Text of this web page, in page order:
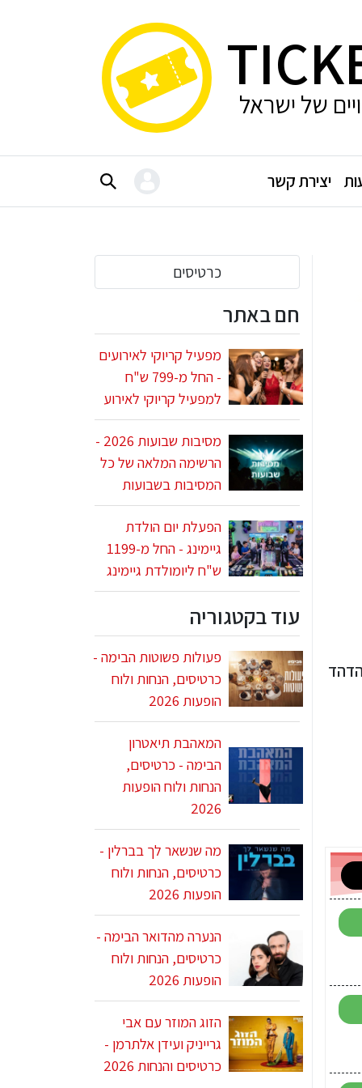
של ישראל
יצירת קשר
כרטיסים
חם באתר
מפעיל קריוקי לאירועים
- החל מ-799 ש"ח
למפעיל קריוקי לאירוע
מסיבות שבועות 2026 -
הרשימה המלאה של כל
המסיבות בשבועות
הפעלת יום הולדת
גיימינג - החל מ-1199
ש"ח ליומולדת גיימינג
עוד בקטגוריה
פעולות פשוטות הבימה -
כרטיסים, הנחות ולוח
הופעות 2026
המאהבת תיאטרון
הבימה - כרטיסים,
הנחות ולוח הופעות
2026
מה שנשאר לך בברלין -
כרטיסים, הנחות ולוח
הופעות 2026
הנערה מהדואר הבימה -
כרטיסים, הנחות ולוח
הופעות 2026
הזוג המוזר עם אבי
גרייניק ועידן אלתרמן -
כרטיסים והנחות 2026